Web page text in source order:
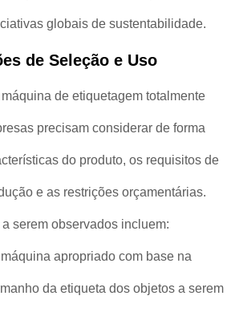
globais de sustentabilidade.
de Seleção e Uso
de etiquetagem totalmente
precisam considerar de forma
do produto, os requisitos de
e as restrições orçamentárias.
serem observados incluem:
apropriado com base na
da etiqueta dos objetos a serem